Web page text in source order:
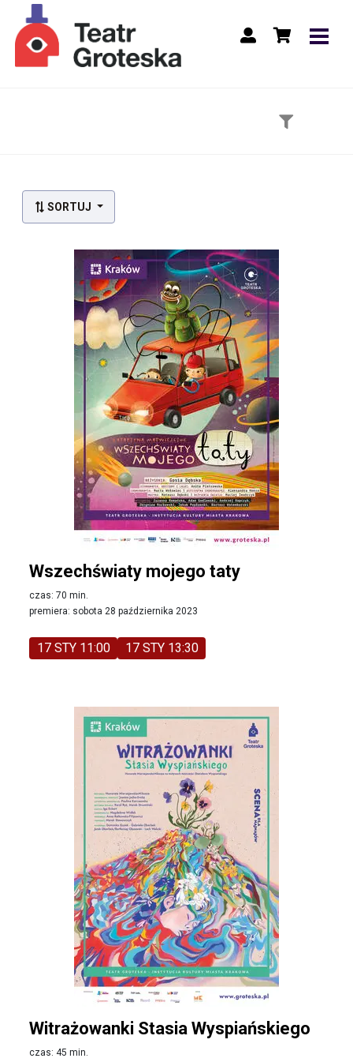
Lista wydarzeń:
SORTUJ
Wszechświaty mojego taty
czas: 70 min.
premiera: sobota 28 października 2023
17 STY 11:00 17 STY 13:30
Witrażowanki Stasia Wyspiańskiego
czas: 45 min.